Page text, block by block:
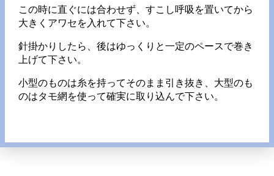
この時に直ぐには合わせず、すこし呼吸を置いてから
大きくアワセを入れて下さい。
針掛かりしたら、後はゆっくりと一定のペースで巻き
上げて下さい。
小型のものは糸を持ってそのまま引き抜き、大型のも
のはタモ網を使って確実に取り込んで下さい。